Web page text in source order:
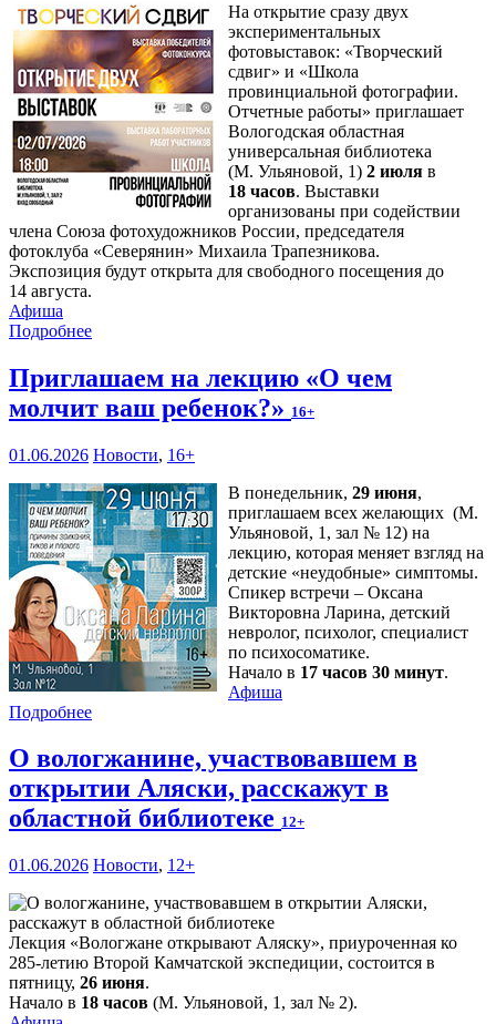
На открытие сразу двух
экспериментальных
фотовыставок: «Творческий
сдвиг» и «Школа
провинциальной фотографии.
Отчетные работы» приглашает
Вологодская областная
универсальная библиотека
(М. Ульяновой, 1) 2 июля в
18 часов. Выставки
организованы при содействии
члена Союза фотохудожников России, председателя
фотоклуба «Северянин» Михаила Трапезникова.
Экспозиция будут открыта для свободного посещения до
14 августа.
Афиша
Подробнее
Приглашаем на лекцию «О чем
молчит ваш ребенок?» 16+
01.06.2026 Новости, 16+
В понедельник, 29 июня,
приглашаем всех желающих (М.
Ульяновой, 1, зал № 12) на
лекцию, которая меняет взгляд на
детские «неудобные» симптомы.
Спикер встречи – Оксана
Викторовна Ларина, детский
невролог, психолог, специалист
по психосоматике.
Начало в 17 часов 30 минут.
Афиша
Подробнее
О вологжанине, участвовавшем в
открытии Аляски, расскажут в
областной библиотеке 12+
01.06.2026 Новости, 12+
Лекция «Вологжане открывают Аляску», приуроченная ко
285-летию Второй Камчатской экспедиции, состоится в
пятницу, 26 июня.
Начало в 18 часов (М. Ульяновой, 1, зал № 2).